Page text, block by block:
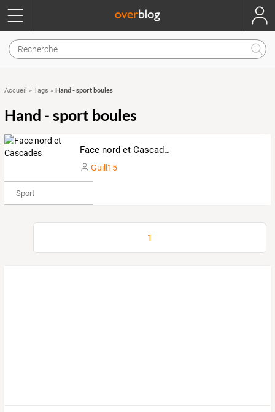
Accueil » Tags » Hand - sport boules
Hand - sport boules
Face nord et Cascades
Guill15
Sport
1